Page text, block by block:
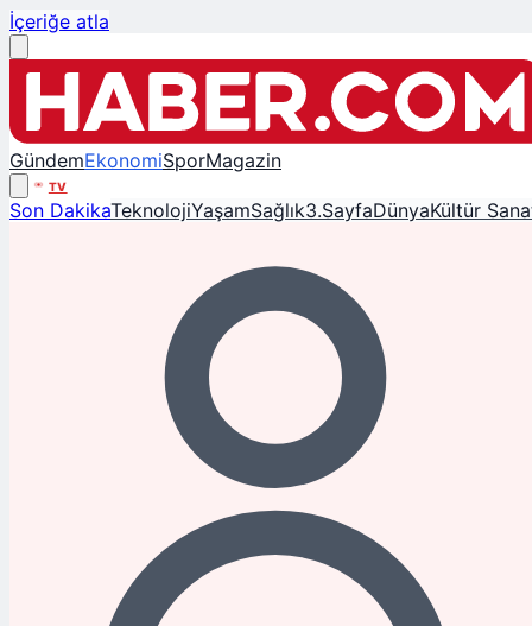
İçeriğe atla
GündemEkonomiSporMagazin
TV
Son DakikaTeknolojiYaşamSağlık3.SayfaDünyaKültür